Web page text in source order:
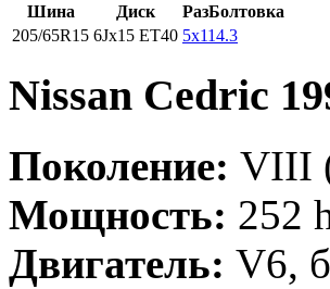
Шина Диск
РазБолтовка
205/65R15 6Jx15 ET40 5x114.3
Nissan Cedric
Поколение: VIII
Мощность: 252
Двигатель: V6,